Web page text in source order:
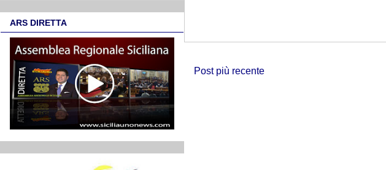
Post più recente
ARS DIRETTA